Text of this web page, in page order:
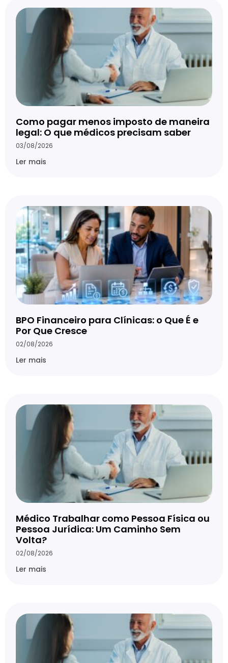
Como pagar menos imposto de maneira
legal: O que médicos precisam saber
03/08/2026
Ler mais
BPO Financeiro para Clínicas: o Que É e
Por Que Cresce
02/08/2026
Ler mais
Médico Trabalhar como Pessoa Física ou
Pessoa Jurídica: Um Caminho Sem
Volta?
02/08/2026
Ler mais